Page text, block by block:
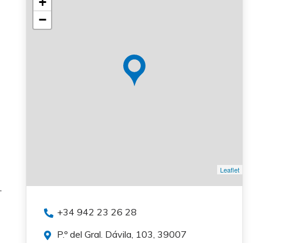
−
Leaflet
+34 942 23 26 28
P.º del Gral. Dávila, 103, 39007